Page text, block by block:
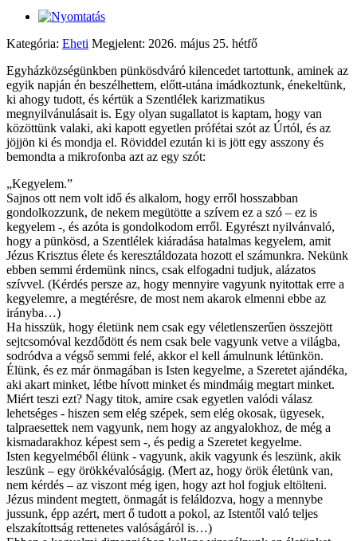
Kategória: Eheti Megjelent: 2026. május 25. hétfő
Egyházközségünkben pünkösdváró kilencedet tartottunk, aminek az
egyik napján én beszélhettem, előtt-utána imádkoztunk, énekeltünk,
ki ahogy tudott, és kértük a Szentlélek karizmatikus
megnyilvánulásait is. Egy olyan sugallatot is kaptam, hogy van
közöttünk valaki, aki kapott egyetlen prófétai szót az Úrtól, és az
jöjjön ki és mondja el. Röviddel ezután ki is jött egy asszony és
bemondta a mikrofonba azt az egy szót:
„Kegyelem.”
Sajnos ott nem volt idő és alkalom, hogy erről hosszabban
gondolkozzunk, de nekem megütötte a szívem ez a szó – ez is
kegyelem -, és azóta is gondolkodom erről. Egyrészt nyilvánvaló,
hogy a pünkösd, a Szentlélek kiáradása hatalmas kegyelem, amit
Jézus Krisztus élete és keresztáldozata hozott el számunkra. Nekünk
ebben semmi érdemünk nincs, csak elfogadni tudjuk, alázatos
szívvel. (Kérdés persze az, hogy mennyire vagyunk nyitottak erre a
kegyelemre, a megtérésre, de most nem akarok elmenni ebbe az
irányba…)
Ha hisszük, hogy életünk nem csak egy véletlenszerűen összejött
sejtcsomóval kezdődött és nem csak bele vagyunk vetve a világba,
sodródva a végső semmi felé, akkor el kell ámulnunk létünkön.
Élünk, és ez már önmagában is Isten kegyelme, a Szeretet ajándéka,
aki akart minket, létbe hívott minket és mindmáig megtart minket.
Miért teszi ezt? Nagy titok, amire csak egyetlen valódi válasz
lehetséges - hiszen sem elég szépek, sem elég okosak, ügyesek,
talpraesettek nem vagyunk, nem hogy az angyalokhoz, de még a
kismadarakhoz képest sem -, és pedig a Szeretet kegyelme.
Isten kegyelméből élünk - vagyunk, akik vagyunk és leszünk, akik
leszünk – egy örökkévalóságig. (Mert az, hogy örök életünk van,
nem kérdés – az viszont még igen, hogy azt hol fogjuk eltölteni.
Jézus mindent megtett, önmagát is feláldozva, hogy a mennybe
jussunk, épp azért, mert ő tudott a pokol, az Istentől való teljes
elszakítottság rettenetes valóságáról is…)